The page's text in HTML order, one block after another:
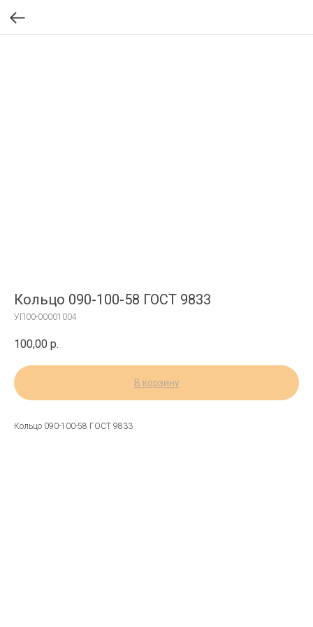
Кольцо 090-100-58 ГОСТ 9833
УП00-00001004
100,00 р.
В корзину
Кольцо 090-100-58 ГОСТ 9833